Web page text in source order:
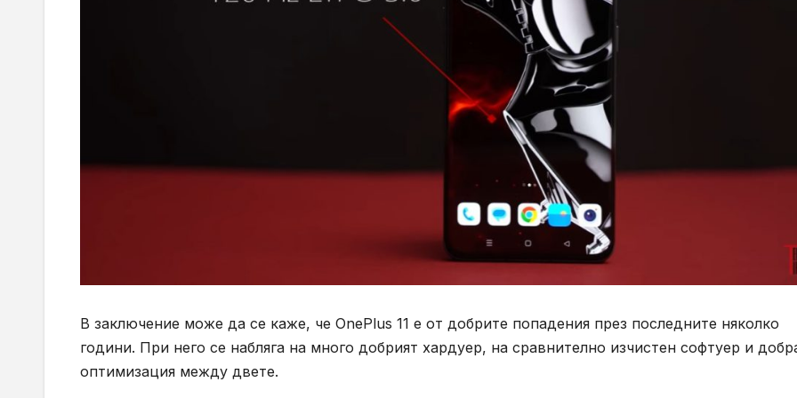
В заключение може да се каже, че OnePlus 11 е от добрите попадения през последните няколко
години. При него се набляга на много добрият хардуер, на сравнително изчистен софтуер и
оптимизация между двете.